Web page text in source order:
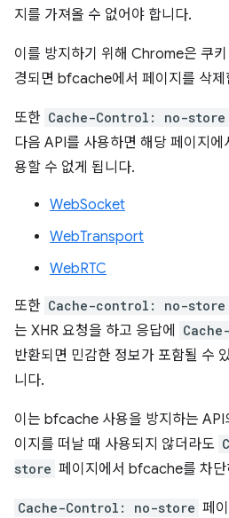
지를 가져올 수 없어야 합니다.
이를 방지하기 위해 Chrome은 쿠
경되면 bfcache에서 페이지를 삭제
또한 Cache-Control: no-store
다음 API를 사용하면 해당 페이지
용할 수 없게 됩니다.
WebSocket
WebTransport
WebRTC
또한 Cache-control: no-store
는 XHR 요청을 하고 응답에
반환되면 민감한 정보가 포함될 수
니다.
이는 bfcache 사용을 방지하는 API
이지를 떠날 때 사용되지 않더라도
store 페이지에서 bfcache를 차단
Cache-Control: no-store 페